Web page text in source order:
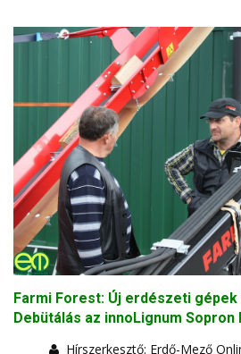
Farmi Forest: Új erdészeti gépek
Debütálás az innoLignum Sopron
Hírszerkesztő: Erdő-Mező